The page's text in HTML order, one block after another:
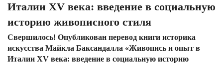
Италии XV века: введение в социальную
историю живописного стиля
Свершилось! Опубликован перевод книги историка
искусства Майкла Баксандалла «Живопись и опыт в
Италии XV века: введение в социальную историю